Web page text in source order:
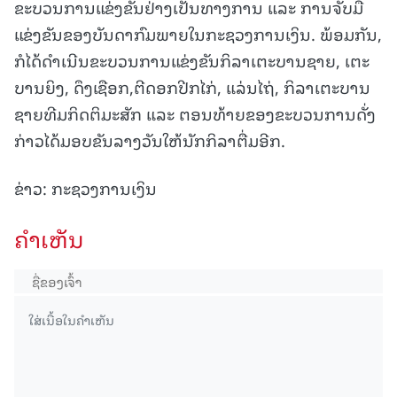
ຂະບວນການແຂ່ງຂັນຢ່າງເປັນທາງການ ແລະ ການຈັບມື
ແຂ່ງຂັນຂອງບັນດາກົມພາຍໃນກະຊວງການເງິນ. ພ້ອມກັນ,
ກໍໄດ້ດຳເນີນຂະບວນການແຂ່ງຂັນກິລາເຕະບານຊາຍ, ເຕະ
ບານຍິງ, ດຶງເຊືອກ,ຕີດອກປີກໄກ່, ແລ່ນໄຖ່, ກິລາເຕະບານ
ຊາຍທີມກິດຕິມະສັກ ແລະ ຕອນທ້າຍຂອງຂະບວນການດັ່ງ
ກ່າວໄດ້ມອບຂັນລາງວັນໃຫ້ນັກກິລາຕື່ມອີກ.
ຂ່າວ: ກະຊວງການເງິນ
ຄໍາເຫັນ